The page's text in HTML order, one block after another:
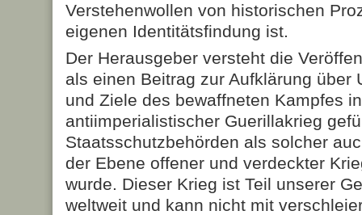
Verstehenwollen von historischen
eigenen Identitätsfindung ist.
Der Herausgeber versteht die
als einen Beitrag zur Aufklärung über
und Ziele des bewaffneten Kampfes
antiimperialistischer Guerillakrieg
Staatsschutzbehörden als solcher
der Ebene offener und verdeckter
wurde. Dieser Krieg ist Teil unserer
weltweit und kann nicht mit